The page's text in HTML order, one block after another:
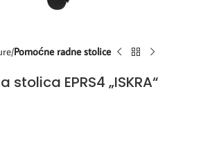
Pomoćne radne stolice
EPRS4 „ISKRA“